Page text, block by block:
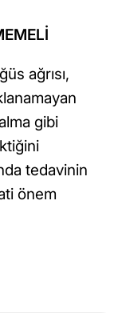
ağrısı,
gibi
tedavinin
önem